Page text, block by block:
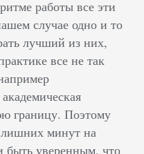
работы все эти
случае одно и то
лучший из них,
все не так
границу. Поэтому
лишних минут на
быть уверенным, что